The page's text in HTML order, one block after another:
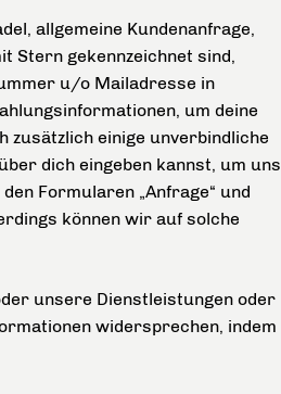
allgemeine Kundenanfrage,
Stern gekennzeichnet sind,
u/o Mailadresse in
um deine
zusätzlich einige unverbindliche
dich eingeben kannst, um uns
Formularen „Anfrage“ und
können wir auf solche
unsere Dienstleistungen oder
widersprechen, indem